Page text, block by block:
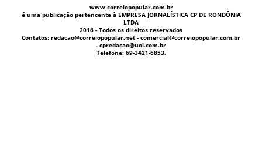
www.correiopopular.com.br
é uma publicação pertencente à EMPRESA JORNALÍSTICA CP DE RONDÔNIA
LTDA
2016 - Todos os direitos reservados
Contatos: redacao@correiopopular.net - comercial@correiopopular.com.br
- cpredacao@uol.com.br
Telefone: 69-3421-6853.